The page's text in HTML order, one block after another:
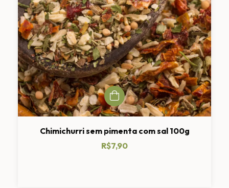
Chimichurri sem pimenta com sal 100g
R$7,90